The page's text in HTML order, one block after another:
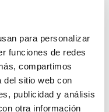
para personalizar
funciones de redes
compartimos
del sitio web con
publicidad y análisis
otra información
Digitalización y Manejo
Se trata de un estudio
Next Generation UE que
que optimice el